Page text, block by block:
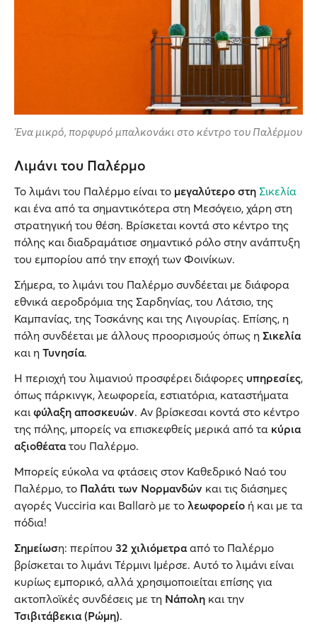
Ένα μικρό, πορφυρό μπαλκονάκι στο κέντρο του Παλέρμου
Λιμάνι του Παλέρμο
Το λιμάνι του Παλέρμο είναι το μεγαλύτερο στη Σικελία
και ένα από τα σημαντικότερα στη Μεσόγειο, χάρη στη
στρατηγική του θέση. Βρίσκεται κοντά στο κέντρο της
πόλης και διαδραμάτισε σημαντικό ρόλο στην ανάπτυξη
του εμπορίου από την εποχή των Φοινίκων.
Σήμερα, το λιμάνι του Παλέρμο συνδέεται με διάφορα
εθνικά αεροδρόμια της Σαρδηνίας, του Λάτσιο, της
Καμπανίας, της Τοσκάνης και της Λιγουρίας. Επίσης, η
πόλη συνδέεται με άλλους προορισμούς όπως η Σικελία
και η Τυνησία.
Η περιοχή του λιμανιού προσφέρει διάφορες υπηρεσίες,
όπως πάρκινγκ, λεωφορεία, εστιατόρια, καταστήματα
και φύλαξη αποσκευών. Αν βρίσκεσαι κοντά στο κέντρο
της πόλης, μπορείς να επισκεφθείς μερικά από τα κύρια
αξιοθέατατου Παλέρμο.
Μπορείς εύκολα να φτάσεις στον Καθεδρικό Ναό του
Παλέρμο, το Παλάτι των Νορμανδών και τις διάσημες
αγορές Vucciria και Ballarò με το λεωφορείο ή και με τα
πόδια!
Σημείωση: περίπου 32 χιλιόμετρααπό το Παλέρμο
βρίσκεται το λιμάνι Τέρμινι Ιμέρσε. Αυτό το λιμάνι είναι
κυρίως εμπορικό, αλλά χρησιμοποιείται επίσης για
ακτοπλοϊκές συνδέσεις με τη Νάπολη και την
Τσιβιτάβεκια (Ρώμη).